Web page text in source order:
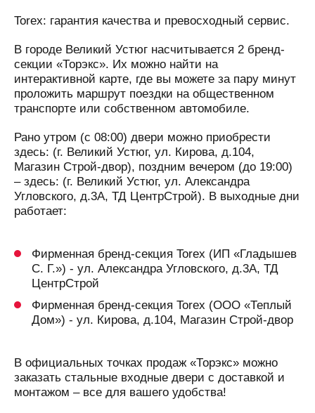
Torex: гарантия качества и превосходный сервис.
В городе Великий Устюг насчитывается 2 бренд-
секции «Торэкс». Их можно найти на
интерактивной карте, где вы можете за пару минут
проложить маршрут поездки на общественном
транспорте или собственном автомобиле.
Рано утром (с 08:00) двери можно приобрести
здесь: (г. Великий Устюг, ул. Кирова, д.104,
Магазин Строй-двор), поздним вечером (до 19:00)
– здесь: (г. Великий Устюг, ул. Александра
Угловского, д.3А, ТД ЦентрСтрой). В выходные дни
работает:
Фирменная бренд-секция Torex (ИП «Гладышев
С. Г.») - ул. Александра Угловского, д.3А, ТД
ЦентрСтрой
Фирменная бренд-секция Torex (ООО «Теплый
Дом») - ул. Кирова, д.104, Магазин Строй-двор
В официальных точках продаж «Торэкс» можно
заказать стальные входные двери с доставкой и
монтажом – все для вашего удобства!